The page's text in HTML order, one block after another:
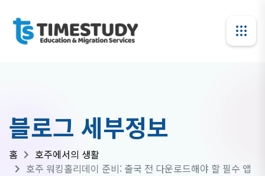
블로그 세부정보
홈
호주에서의 생활
호주 워킹홀리데이 준비: 출국 전 다운로드해야 할 필수 앱